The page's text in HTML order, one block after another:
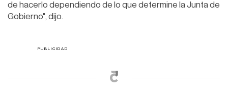
de hacerlo dependiendo de lo que determine la Junta de
Gobierno", dijo.